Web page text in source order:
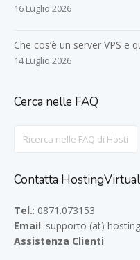
16 Luglio 2026
Che cos’è un server VPS e
14 Luglio 2026
Cerca nelle FAQ
Contatta
Tel.: 0871.073153
Email: supporto (at)
Assistenza Clienti